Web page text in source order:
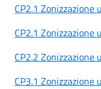
CP2.1
CP2.1
CP2.2 Zonizzazione
CP3.1 Zonizzazione